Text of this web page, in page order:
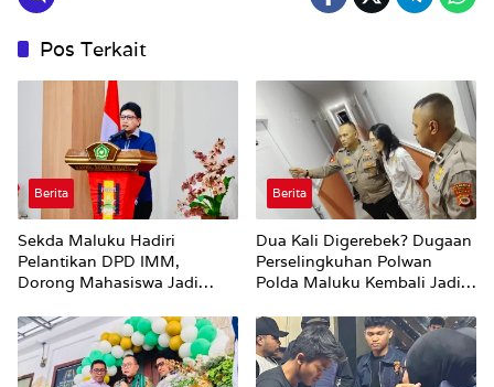
Pos Terkait
Berita
Sekda Maluku Hadiri
Pelantikan DPD IMM,
Dorong Mahasiswa Jadi
Strategis Pemerintah
Berita
Dua Kali Digerebek? Dugaan
Perselingkuhan Polwan
Polda Maluku Kembali Jadi